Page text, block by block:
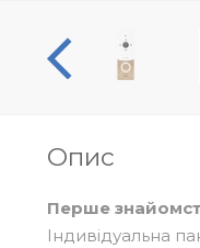
Опис
Перше
Індивідуальна